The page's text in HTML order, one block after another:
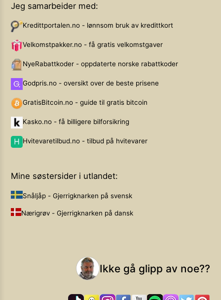
Jeg samarbeider med:
Kredittportalen.no - lønnsom bruk av kredittkort
Velkomstpakker.no - få gratis velkomstgaver
NyeRabattkoder - oppdaterte norske rabattkoder
Godpris.no - oversikt over de beste prisene
GratisBitcoin.no - guide til gratis bitcoin
Kasko.no - få billigere bilforsikring
Hvitevaretilbud.no - tilbud på hvitevarer
Mine søstersider i utlandet:
Snåljåp - Gjerrigknarken på svensk
Nærigrøv - Gjerrigknarken på dansk
Ikke gå glipp av noe??